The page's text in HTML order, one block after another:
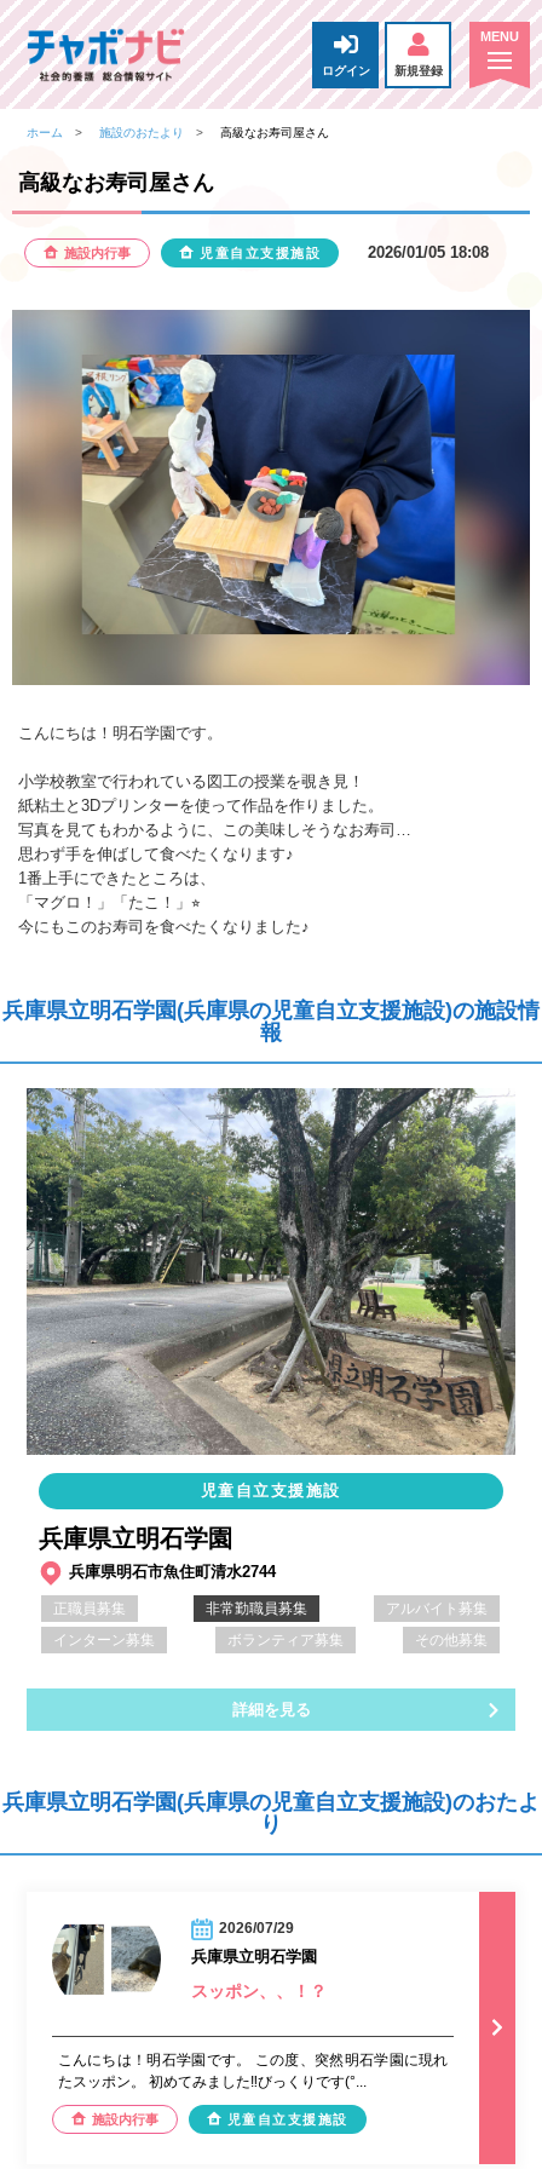
ログイン 新規登録
ホーム 施設のおたより 高級なお寿司屋さん
高級なお寿司屋さん
施設内行事 児童自立支援施設 2026/01/05 18:08
こんにちは！明石学園です。
小学校教室で行われている図工の授業を覗き見！
紙粘土と3Dプリンターを使って作品を作りました。
写真を見てもわかるように、この美味しそうなお寿司…
思わず手を伸ばして食べたくなります♪
1番上手にできたところは、
「マグロ！」「たこ！」⭐︎
今にもこのお寿司を食べたくなりました♪
兵庫県立明石学園(兵庫県の児童自立支援施設)の施設情
報
児童自立支援施設
兵庫県立明石学園
兵庫県明石市魚住町清水2744
正職員募集 非常勤職員募集
アルバイト募集
インターン募集
ボランティア募集 その他募集
詳細を見る
兵庫県立明石学園(兵庫県の児童自立支援施設)のおたよ
り
2026/07/29
兵庫県立明石学園
スッポン、、！？
こんにちは！明石学園です。 この度、突然明石学園に現れ
たスッポン。 初めてみました‼︎びっくりです(°...
施設内行事 児童自立支援施設